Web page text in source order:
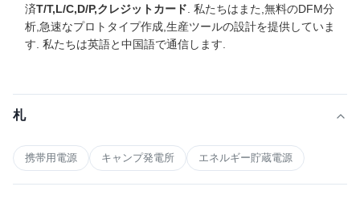
済T/T,L/C,D/P,クレジットカード . 私たちはまた,無料のDFM分
析,急速なプロトタイプ作成,生産ツールの設計を提供していま
す. 私たちは英語と中国語で通信します.
札
携帯用電源 キャンプ発電所 エネルギー貯蔵電源